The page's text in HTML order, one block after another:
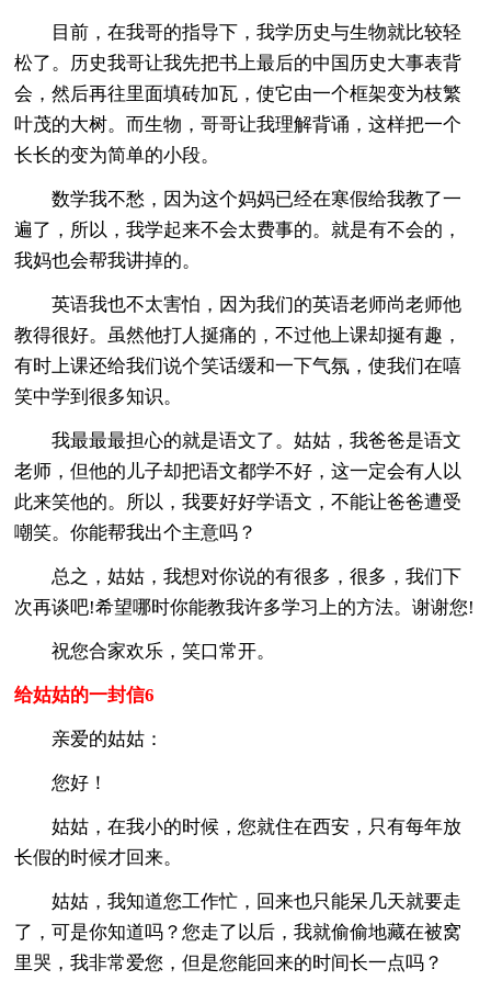
目前，在我哥的指导下，我学历史与生物就比较轻
松了。历史我哥让我先把书上最后的中国历史大事表背
会，然后再往里面填砖加瓦，使它由一个框架变为枝繁
叶茂的大树。而生物，哥哥让我理解背诵，这样把一个
长长的变为简单的小段。
数学我不愁，因为这个妈妈已经在寒假给我教了一
遍了，所以，我学起来不会太费事的。就是有不会的，
我妈也会帮我讲掉的。
英语我也不太害怕，因为我们的英语老师尚老师他
教得很好。虽然他打人挻痛的，不过他上课却挻有趣，
有时上课还给我们说个笑话缓和一下气氛，使我们在嘻
笑中学到很多知识。
我最最最担心的就是语文了。姑姑，我爸爸是语文
老师，但他的儿子却把语文都学不好，这一定会有人以
此来笑他的。所以，我要好好学语文，不能让爸爸遭受
嘲笑。你能帮我出个主意吗？
总之，姑姑，我想对你说的有很多，很多，我们下
次再谈吧!希望哪时你能教我许多学习上的方法。谢谢您!
祝您合家欢乐，笑口常开。
给姑姑的一封信6
亲爱的姑姑：
您好！
姑姑，在我小的时候，您就住在西安，只有每年放
长假的时候才回来。
姑姑，我知道您工作忙，回来也只能呆几天就要走
了，可是你知道吗？您走了以后，我就偷偷地藏在被窝
里哭，我非常爱您，但是您能回来的时间长一点吗？